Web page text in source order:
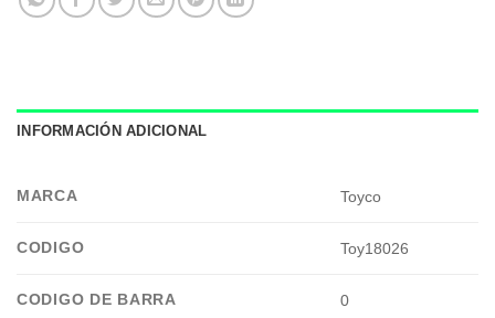
INFORMACIÓN ADICIONAL
MARCA Toyco
CODIGO Toy18026
CODIGO DE BARRA 0